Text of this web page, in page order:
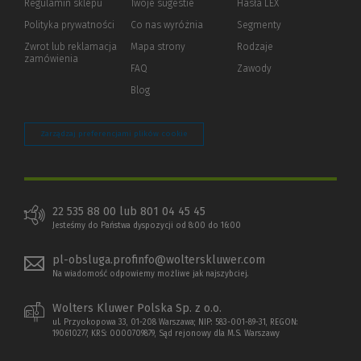
Regulamin sklepu
Polityka prywatności (Nowe
(Link
innej
Zwrot lub reklamacja
zamówienia
innej
strony)
Twoje sugestie
Co nas wyróżnia
Mapa strony
FAQ
Blog
Hasła LEX
Segmenty
Rodzaje
Zawody
Zarządzaj preferencjami plików cookie
22 535 88 00 lub 801 04 45 45
Jesteśmy do Państwa dyspozycji od 8:00 do 16:00
pl-obsluga.profinfo@wolterskluwer.com
Na wiadomość odpowiemy możliwe jak najszybciej.
Wolters Kluwer Polska Sp. z o.o.
ul. Przyokopowa 33, 01-208 Warszawa; NIP: 583-001-89-31, REGON:
190610277, KRS: 0000709879, Sąd rejonowy dla M.S. Warszawy